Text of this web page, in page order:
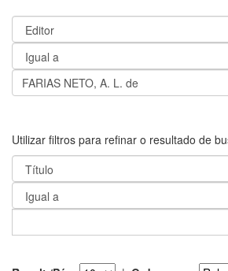
Utilizar filtros para refinar o resultado de